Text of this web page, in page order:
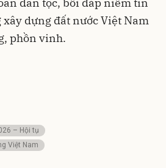
dựng đất nước Việt Nam
phồn vinh.
– Hội tụ
Việt Nam